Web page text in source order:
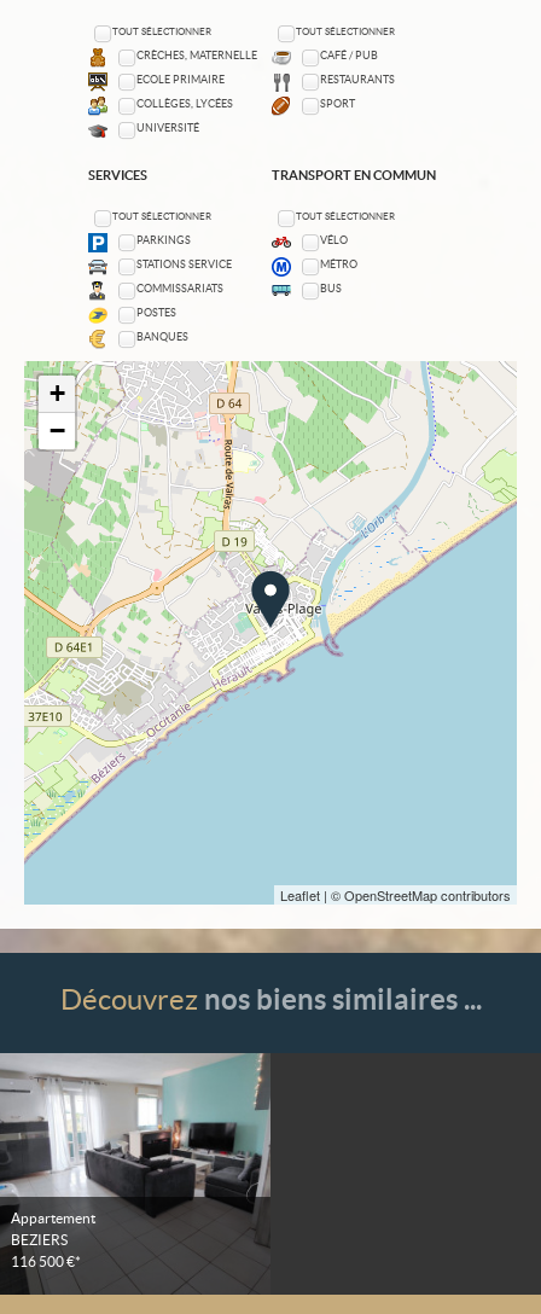
TOUT SÉLECTIONNER
CRÈCHES, MATERNELLE
ECOLE PRIMAIRE
COLLÈGES, LYCÉES
UNIVERSITÉ
TOUT SÉLECTIONNER
CAFÉ / PUB
RESTAURANTS
SPORT
SERVICES
TOUT SÉLECTIONNER
PARKINGS
STATIONS SERVICE
COMMISSARIATS
POSTES
BANQUES
TRANSPORT EN COMMUN
TOUT SÉLECTIONNER
VÉLO
MÉTRO
BUS
+
−
Leaflet | © OpenStreetMap contributors
Découvrez nos biens similaires ...
Appartement
BEZIERS
116 500 €*